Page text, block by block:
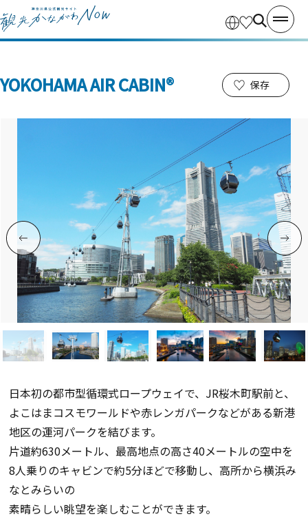
YOKOHAMA AIR CABIN® 保存
日本初の都市型循環式ロープウェイで、JR桜木町駅前と、
よこはまコスモワールドや赤レンガパークなどがある新港
地区の運河パークを結びます。
片道約630メートル、最高地点の高さ40メートルの空中を
8人乗りのキャビンで約5分ほどで移動し、高所から横浜み
なとみらいの
素晴らしい眺望を楽しむことができます。